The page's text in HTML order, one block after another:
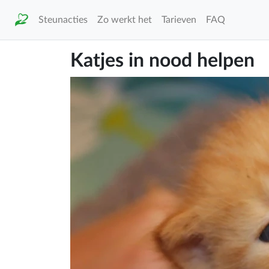
Steunacties Zo werkt het Tarieven FAQ
Katjes in nood helpen